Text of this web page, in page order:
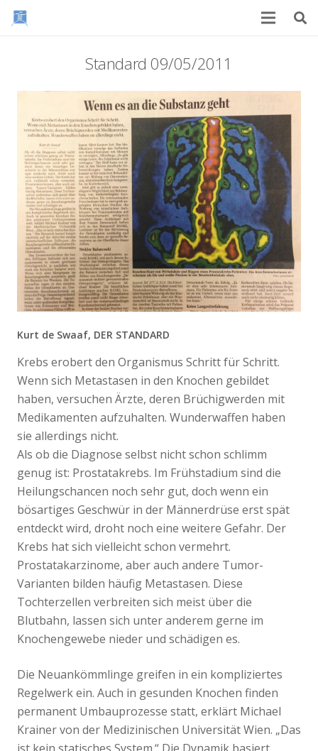
Standard 09/05/2011
Kurt de Swaaf, DER STANDARD
Krebs erobert den Organismus Schritt für Schritt.
Wenn sich Metastasen in den Knochen gebildet
haben, versuchen Ärzte, deren Brüchigwerden mit
Medikamenten aufzuhalten. Wunderwaffen haben
sie allerdings nicht.
Als ob die Diagnose selbst nicht schon schlimm
genug ist: Prostatakrebs. Im Frühstadium sind die
Heilungschancen noch sehr gut, doch wenn ein
bösartiges Geschwür in der Männerdrüse erst spät
entdeckt wird, droht noch eine weitere Gefahr. Der
Krebs hat sich vielleicht schon vermehrt.
Prostatakarzinome, aber auch andere Tumor-
Varianten bilden häufig Metastasen. Diese
Tochterzellen verbreiten sich meist über die
Blutbahn, lassen sich unter anderem gerne im
Knochengewebe nieder und schädigen es.
Die Neuankömmlinge greifen in ein kompliziertes
Regelwerk ein. Auch in gesunden Knochen finden
permanent Umbauprozesse statt, erklärt Michael
Krainer von der Medizinischen Universität Wien. „Das